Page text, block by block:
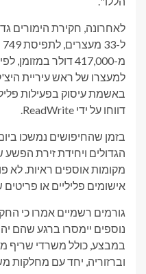
לאחרונה, חקירת הימורים
מ-417,000 דולר
למעצרו של ראש עיריית
באשמת עיסוק בפעילות
דווחו על ידי ReadWrite.
בזמן שהחיפושים נמשכו
הגדולים ויחידת זירת
מקומות אוספים ראיות. לא
אישומים פליליים או פריטים
גורמים רשמיים אמרו כי
נוספים יימסרו ברגע שהם
במבצע, כולל משרדי שריף
וברזוריה, יחד עם מחלקות